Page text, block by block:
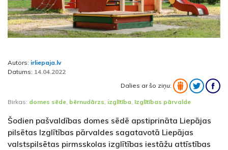
Autors: irliepaja.lv
Datums: 14.04.2022
Dalies ar šo ziņu:
Birkas: domes sēde, bērnudārzs, izglītība, Izglītības pārvalde
Šodien pašvaldības domes sēdē apstiprināta Liepājas
pilsētas Izglītības pārvaldes sagatavotā Liepājas
valstspilsētas pirmsskolas izglītības iestāžu attīstības